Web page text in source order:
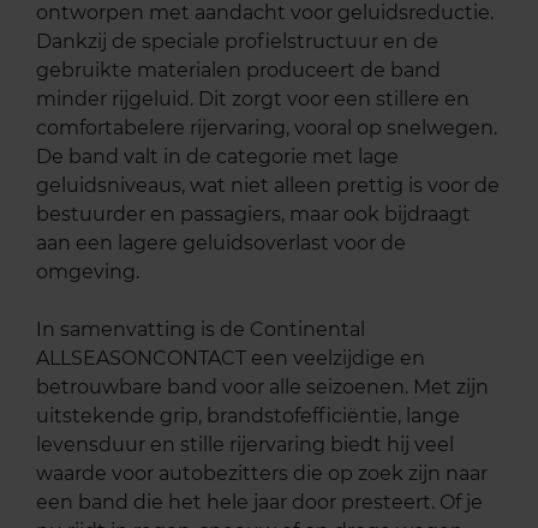
ontworpen met aandacht voor geluidsreductie.
Dankzij de speciale profielstructuur en de
gebruikte materialen produceert de band
minder rijgeluid. Dit zorgt voor een stillere en
comfortabelere rijervaring, vooral op snelwegen.
De band valt in de categorie met lage
geluidsniveaus, wat niet alleen prettig is voor de
bestuurder en passagiers, maar ook bijdraagt
aan een lagere geluidsoverlast voor de
omgeving.
In samenvatting is de Continental
ALLSEASONCONTACT een veelzijdige en
betrouwbare band voor alle seizoenen. Met zijn
uitstekende grip, brandstofefficiëntie, lange
levensduur en stille rijervaring biedt hij veel
waarde voor autobezitters die op zoek zijn naar
een band die het hele jaar door presteert. Of je